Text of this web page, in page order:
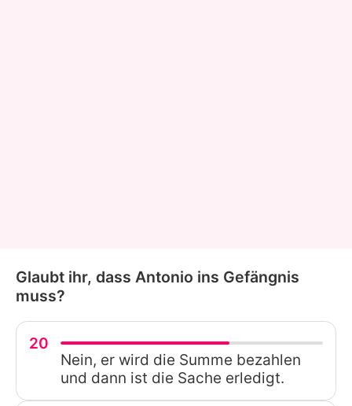
Glaubt ihr, dass Antonio ins Gefängnis
muss?
20
Nein, er wird die Summe bezahlen
und dann ist die Sache erledigt.